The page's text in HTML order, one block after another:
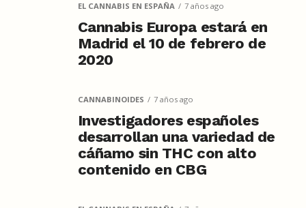
EL CANNABIS EN ESPAÑA 7 años ago
Cannabis Europa estará en
Madrid el 10 de febrero de
2020
CANNABINOIDES 7 años ago
Investigadores españoles
desarrollan una variedad de
cáñamo sin THC con alto
contenido en CBG